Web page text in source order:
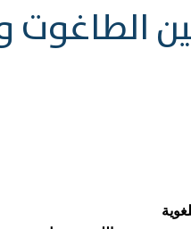
الطاغوت